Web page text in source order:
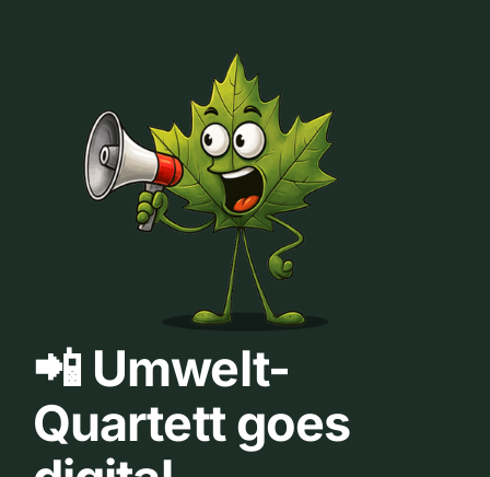
📲 Umwelt-
Quartett goes